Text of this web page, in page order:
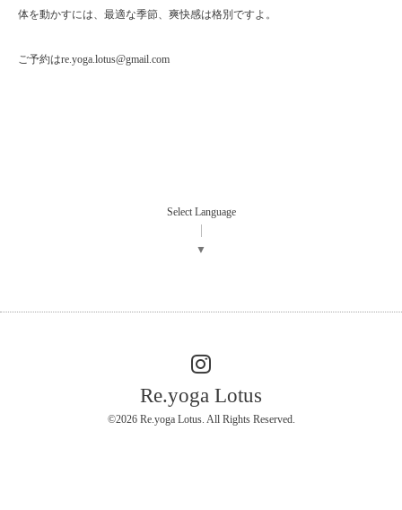
体を動かすには、最適な季節、爽快感は格別ですよ。
ご予約はre.yoga.lotus@gmail.com
Select Language
▼
Re.yoga Lotus
©2026 Re.yoga Lotus. All Rights Reserved.